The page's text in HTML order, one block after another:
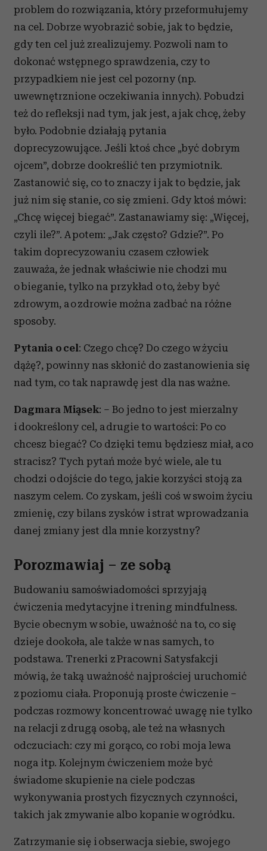
problem do rozwiązania, który przeformułujemy
na cel. Dobrze wyobrazić sobie, jak to będzie,
gdy ten cel już zrealizujemy. Pozwoli nam to
dokonać wstępnego sprawdzenia, czy to
przypadkiem nie jest cel pozorny (np.
uwewnętrznione oczekiwania innych). Pobudzi
też do refleksji nad tym, jak jest, a jak chcę, żeby
było. Podobnie działają pytania
doprecyzowujące. Jeśli ktoś chce „być dobrym
ojcem”, dobrze dookreślić ten przymiotnik.
Zastanowić się, co to znaczy i jak to będzie, jak
już nim się stanie, co się zmieni. Gdy ktoś mówi:
„Chcę więcej biegać”. Zastanawiamy się: „Więcej,
czyli ile?”. A potem: „Jak często? Gdzie?”. Po
takim doprecyzowaniu czasem człowiek
zauważa, że jednak właściwie nie chodzi mu
o bieganie, tylko na przykład o to, żeby być
zdrowym, a o zdrowie można zadbać na różne
sposoby.
Pytania o cel: Czego chcę? Do czego w życiu
dążę?, powinny nas skłonić do zastanowienia się
nad tym, co tak naprawdę jest dla nas ważne.
Dagmara Miąsek: – Bo jedno to jest mierzalny
i dookreślony cel, a drugie to wartości: Po co
chcesz biegać? Co dzięki temu będziesz miał, a co
stracisz? Tych pytań może być wiele, ale tu
chodzi o dojście do tego, jakie korzyści stoją za
naszym celem. Co zyskam, jeśli coś w swoim życiu
zmienię, czy bilans zysków i strat wprowadzania
danej zmiany jest dla mnie korzystny?
Porozmawiaj – ze sobą
Budowaniu samoświadomości sprzyjają
ćwiczenia medytacyjne i trening mindfulness.
Bycie obecnym w sobie, uważność na to, co się
dzieje dookoła, ale także w nas samych, to
podstawa. Trenerki z Pracowni Satysfakcji
mówią, że taką uważność najprościej uruchomić
z poziomu ciała. Proponują proste ćwiczenie –
podczas rozmowy koncentrować uwagę nie tylko
na relacji z drugą osobą, ale też na własnych
odczuciach: czy mi gorąco, co robi moja lewa
noga itp. Kolejnym ćwiczeniem może być
świadome skupienie na ciele podczas
wykonywania prostych fizycznych czynności,
takich jak zmywanie albo kopanie w ogródku.
Zatrzymanie się i obserwacja siebie, swojego